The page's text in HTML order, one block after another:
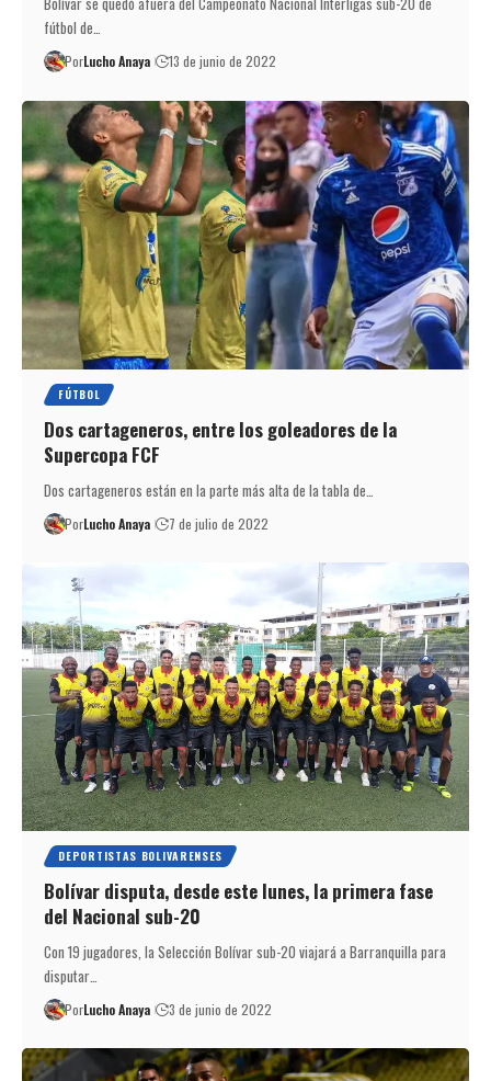
fútbol de…
PorLucho Anaya 13 de junio de 2022
FÚTBOL
Dos cartageneros, entre los goleadores de la
Supercopa FCF
Dos cartageneros están en la parte más alta de la tabla de…
PorLucho Anaya 7 de julio de 2022
DEPORTISTAS BOLIVARENSES
Bolívar disputa, desde este lunes, la primera fase
del Nacional sub-20
Con 19 jugadores, la Selección Bolívar sub-20 viajará a Barranquilla para
disputar…
PorLucho Anaya 3 de junio de 2022